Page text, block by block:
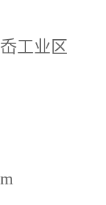
工业区